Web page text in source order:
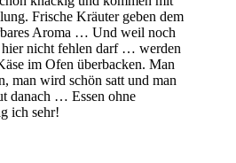
Frische Kräuter geben dem
Aroma … Und weil noch
nicht fehlen darf … werden
im Ofen überbacken. Man
man wird schön satt und man
danach … Essen ohne
ich sehr!